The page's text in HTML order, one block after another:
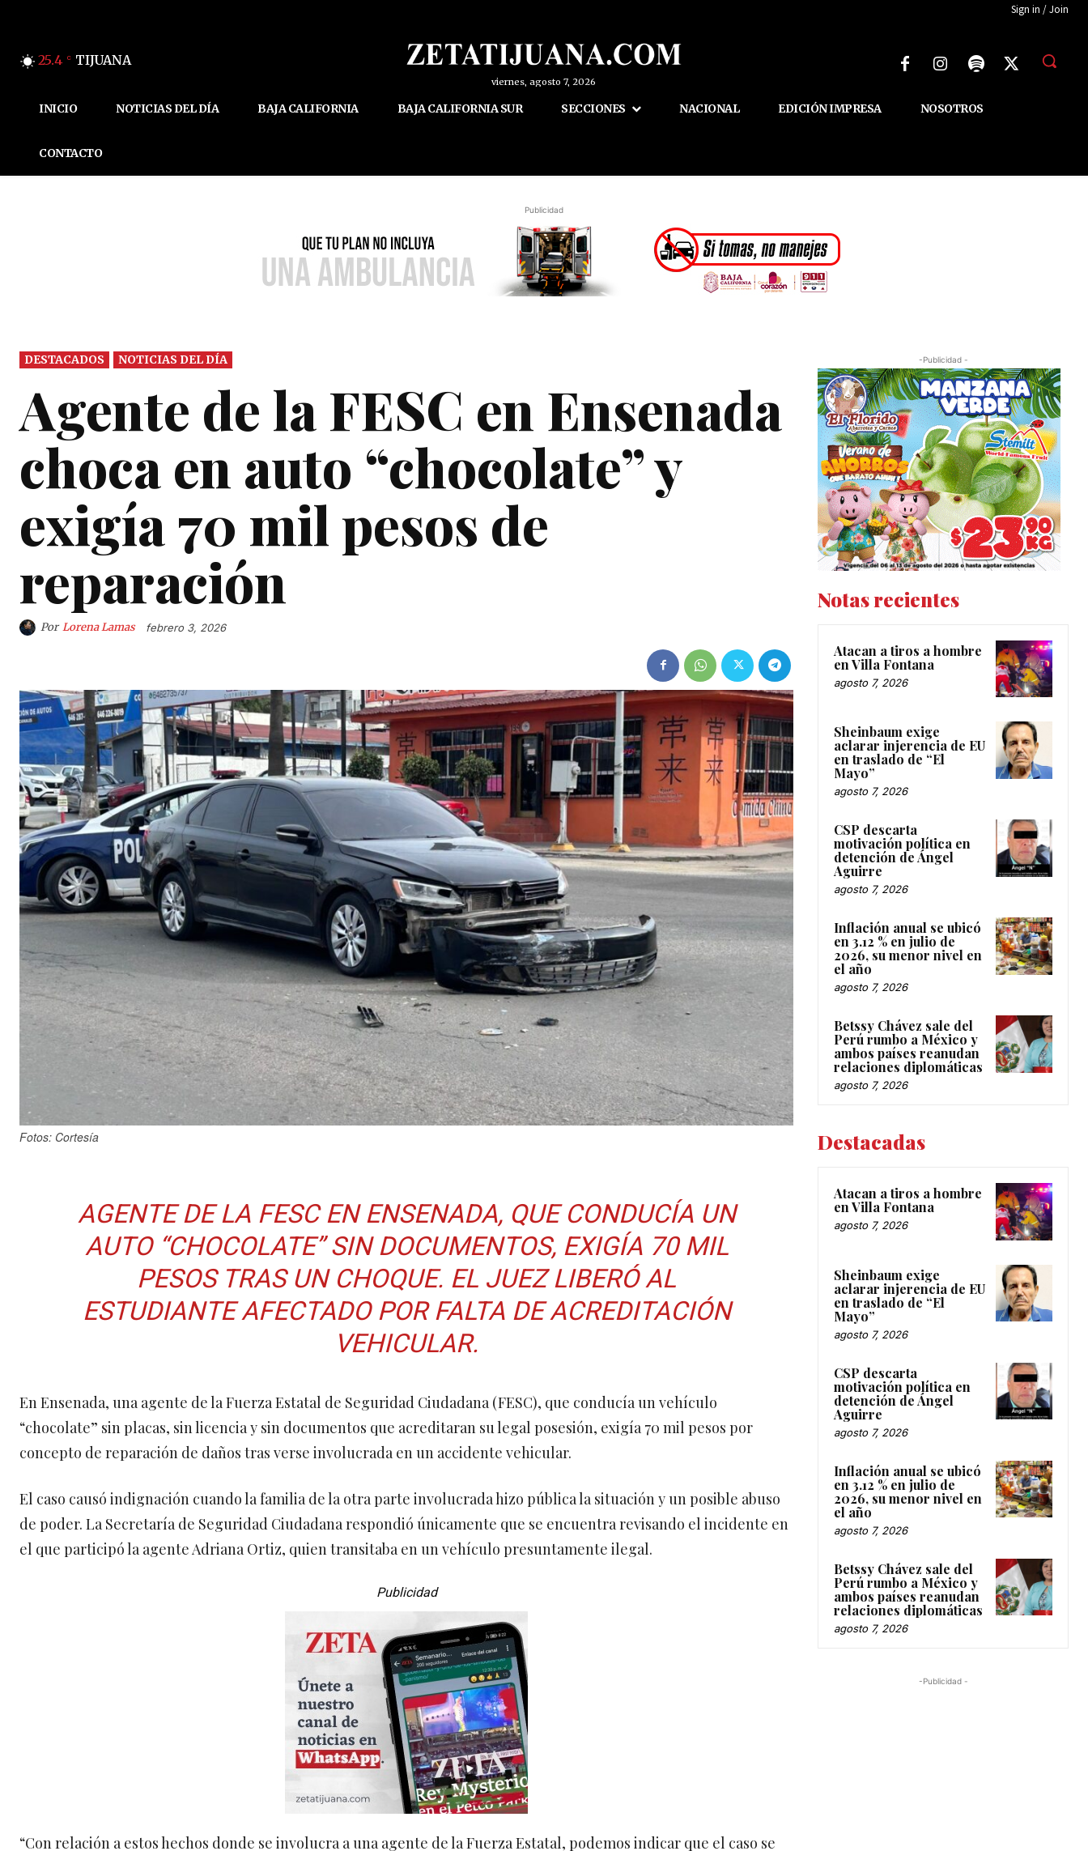
Sign in / Join
25.4 C TIJUANA
viernes, agosto 7, 2026
INICIO NOTICIAS DEL DÍA BAJA CALIFORNIA BAJA CALIFORNIA SUR SECCIONES NACIONAL EDICIÓN IMPRESA NOSOTROS
CONTACTO
Publicidad
DESTACADOS NOTICIAS DEL DÍA
Agente de la FESC en Ensenada
choca en auto “chocolate” y
exigía 70 mil pesos de
reparación
Por Lorena Lamas febrero 3, 2026
Fotos: Cortesía
AGENTE DE LA FESC EN ENSENADA, QUE CONDUCÍA UN
AUTO “CHOCOLATE” SIN DOCUMENTOS, EXIGÍA 70 MIL
PESOS TRAS UN CHOQUE. EL JUEZ LIBERÓ AL
ESTUDIANTE AFECTADO POR FALTA DE ACREDITACIÓN
VEHICULAR.
En Ensenada, una agente de la Fuerza Estatal de Seguridad Ciudadana (FESC), que conducía un vehículo
“chocolate” sin placas, sin licencia y sin documentos que acreditaran su legal posesión, exigía 70 mil pesos por
concepto de reparación de daños tras verse involucrada en un accidente vehicular.
El caso causó indignación cuando la familia de la otra parte involucrada hizo pública la situación y un posible abuso
de poder. La Secretaría de Seguridad Ciudadana respondió únicamente que se encuentra revisando el incidente en
el que participó la agente Adriana Ortiz, quien transitaba en un vehículo presuntamente ilegal.
Publicidad
“Con relación a estos hechos donde se involucra a una agente de la Fuerza Estatal, podemos indicar que el caso se
-Publicidad -
Notas recientes
Atacan a tiros a hombre
en Villa Fontana
agosto 7, 2026
Sheinbaum exige
aclarar injerencia de EU
en traslado de “El
Mayo”
agosto 7, 2026
CSP descarta
motivación política en
detención de Ángel
Aguirre
agosto 7, 2026
Inflación anual se ubicó
en 3.12 % en julio de
2026, su menor nivel en
el año
agosto 7, 2026
Betssy Chávez sale del
Perú rumbo a México y
ambos países reanudan
relaciones diplomáticas
agosto 7, 2026
Destacadas
Atacan a tiros a hombre
en Villa Fontana
agosto 7, 2026
Sheinbaum exige
aclarar injerencia de EU
en traslado de “El
Mayo”
agosto 7, 2026
CSP descarta
motivación política en
detención de Ángel
Aguirre
agosto 7, 2026
Inflación anual se ubicó
en 3.12 % en julio de
2026, su menor nivel en
el año
agosto 7, 2026
Betssy Chávez sale del
Perú rumbo a México y
ambos países reanudan
relaciones diplomáticas
agosto 7, 2026
-Publicidad -